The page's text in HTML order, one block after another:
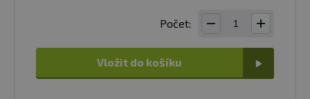
Počet:
Vložit do košíku